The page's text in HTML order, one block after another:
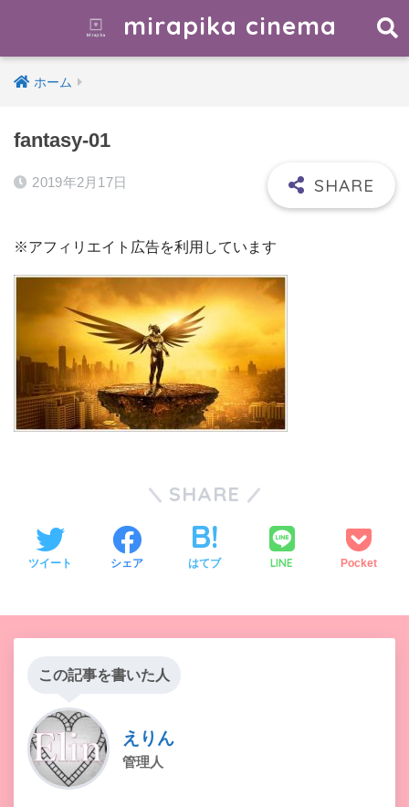
mirapika cinema
ホーム
fantasy-01
2019年2月17日
※アフィリエイト広告を利用しています
SHARE
ツイート シェア はてブ LINE Pocket
この記事を書いた人
えりん
管理人